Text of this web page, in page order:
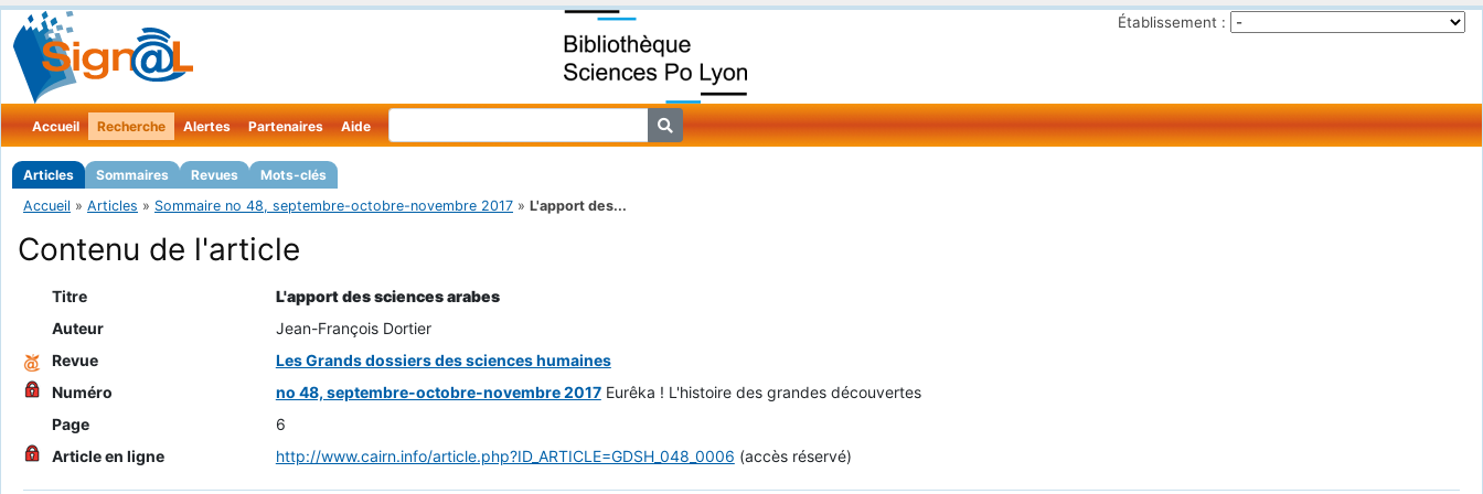
Établissement :
Accueil Recherche
Articles Sommaires Revues Mots-clés
Alertes Partenaires Aide
Accueil » Articles » Sommaire no 48, septembre-octobre-novembre 2017 » L'apport des...
Contenu de l'article
Titre
L'apport des sciences arabes
Auteur
Jean-François Dortier
Revue
Les Grands dossiers des sciences humaines
Numéro
no 48, septembre-octobre-novembre 2017 Eurêka ! L'histoire des grandes découvertes
Page
6
Article en ligne
http://www.cairn.info/article.php?ID_ARTICLE=GDSH_048_0006 (accès réservé)